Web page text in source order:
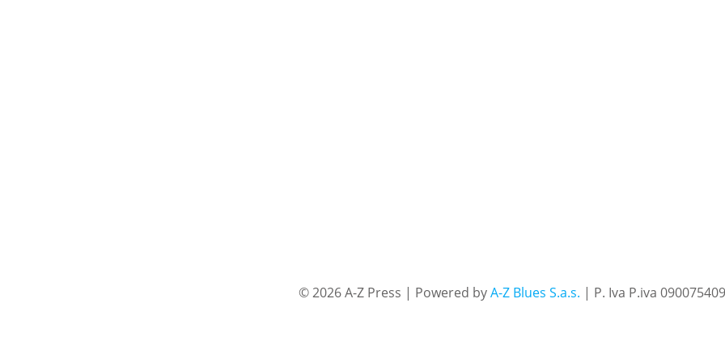
© 2026 A-Z Press | Powered byA-Z Blues S.a.s. | P. Iva P.iva